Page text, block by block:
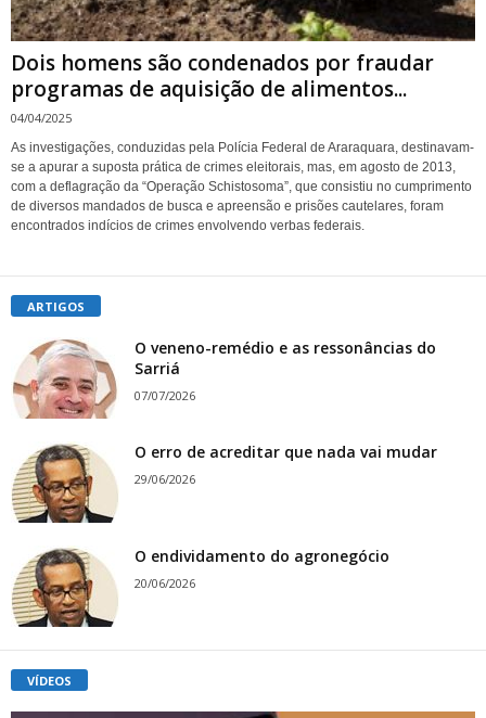
Dois homens são condenados por fraudar
programas de aquisição de alimentos...
04/04/2025
As investigações, conduzidas pela Polícia Federal de Araraquara, destinavam-
se a apurar a suposta prática de crimes eleitorais, mas, em agosto de 2013,
com a deflagração da “Operação Schistosoma”, que consistiu no cumprimento
de diversos mandados de busca e apreensão e prisões cautelares, foram
encontrados indícios de crimes envolvendo verbas federais.
ARTIGOS
O veneno-remédio e as ressonâncias do
Sarriá
07/07/2026
O erro de acreditar que nada vai mudar
29/06/2026
O endividamento do agronegócio
20/06/2026
VÍDEOS